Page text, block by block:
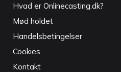
Hvad er Onlinecasting.dk?
Mød holdet
Handelsbetingelser
Cookies
Kontakt